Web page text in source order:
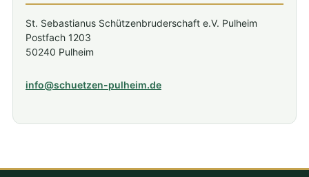
St. Sebastianus Schützenbruderschaft e.V. Pulheim
Postfach 1203
50240 Pulheim
info@schuetzen-pulheim.de